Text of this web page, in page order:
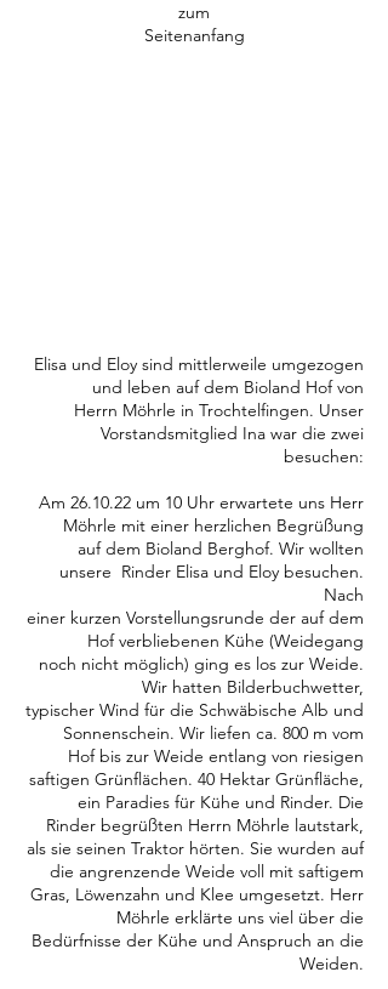
zum
Seitenanfang
Elisa und Eloy sind mittlerweile umgezogen
und leben auf dem Bioland Hof von
Herrn Möhrle in Trochtelfingen. Unser
Vorstandsmitglied Ina war die zwei
besuchen:
Am 26.10.22 um 10 Uhr erwartete uns Herr
Möhrle mit einer herzlichen Begrüßung
auf dem Bioland Berghof. Wir wollten
unsere Rinder Elisa und Eloy besuchen.
Nach
einer kurzen Vorstellungsrunde der auf dem
Hof verbliebenen Kühe (Weidegang
noch nicht möglich) ging es los zur Weide.
Wir hatten Bilderbuchwetter,
typischer Wind für die Schwäbische Alb und
Sonnenschein. Wir liefen ca. 800 m vom
Hof bis zur Weide entlang von riesigen
saftigen Grünflächen. 40 Hektar Grünfläche,
ein Paradies für Kühe und Rinder. Die
Rinder begrüßten Herrn Möhrle lautstark,
als sie seinen Traktor hörten. Sie wurden auf
die angrenzende Weide voll mit saftigem
Gras, Löwenzahn und Klee umgesetzt. Herr
Möhrle erklärte uns viel über die
Bedürfnisse der Kühe und Anspruch an die
Weiden.